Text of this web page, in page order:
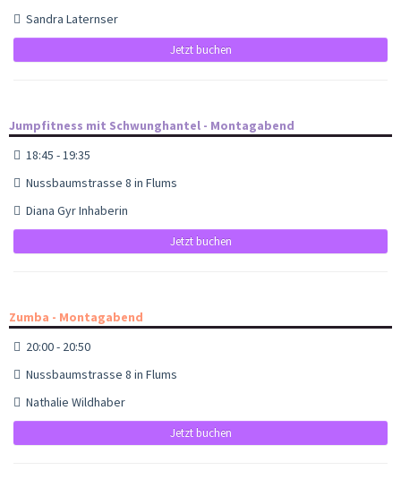
Sandra Laternser
Jetzt buchen
Jumpfitness mit Schwunghantel - Montagabend
18:45 - 19:35
Nussbaumstrasse 8 in Flums
Diana Gyr Inhaberin
Jetzt buchen
Zumba - Montagabend
20:00 - 20:50
Nussbaumstrasse 8 in Flums
Nathalie Wildhaber
Jetzt buchen